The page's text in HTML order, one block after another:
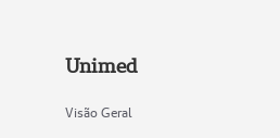
Unimed
Visão Geral